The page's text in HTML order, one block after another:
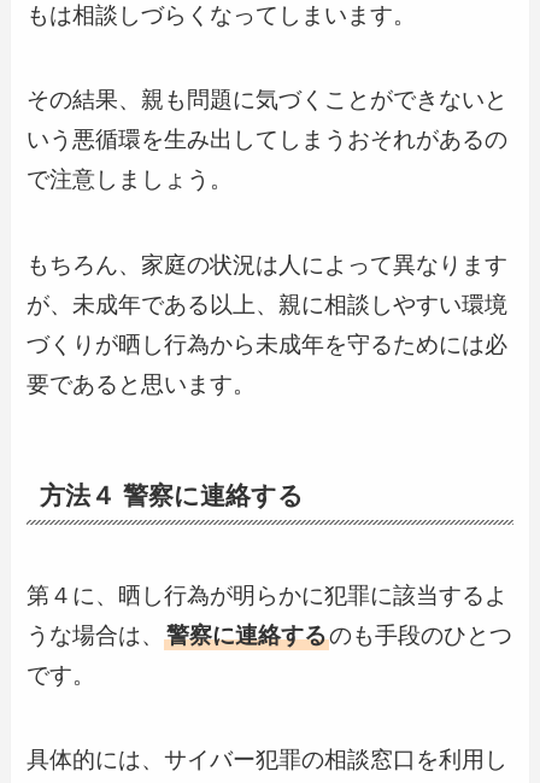
もは相談しづらくなってしまいます。
その結果、親も問題に気づくことができないと
いう悪循環を生み出してしまうおそれがあるの
で注意しましょう。
もちろん、家庭の状況は人によって異なります
が、未成年である以上、親に相談しやすい環境
づくりが晒し行為から未成年を守るためには必
要であると思います。
方法４ 警察に連絡する
第４に、晒し行為が明らかに犯罪に該当するよ
うな場合は、警察に連絡するのも手段のひとつ
です。
具体的には、サイバー犯罪の相談窓口を利用し